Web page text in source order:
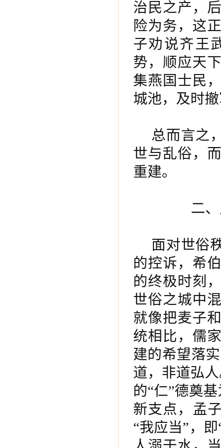
治民之产，
险为务，这
子劝说齐王
势，顺应天
集燕国士民
城池，及时
总而言之
世与乱俗，
重建。
二
面对世俗
的控诉，希
的终极时刻
世俗之城中
就像把麦子
统相比，儒
建的希望落
道，非道弘
的“仁”德奠
新支点，孟
“我应当”，